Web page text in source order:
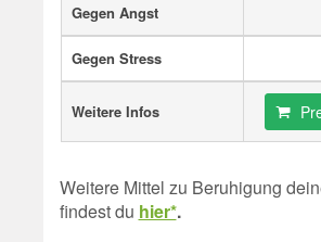
Gegen Angst
Gegen Stress
Weitere Infos
Weitere Mittel zu Beruhigung
findest du hier*.